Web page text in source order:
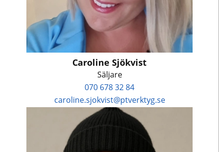
Caroline Sjökvist
Säljare
070 678 32 84
caroline.sjokvist@ptverktyg.se